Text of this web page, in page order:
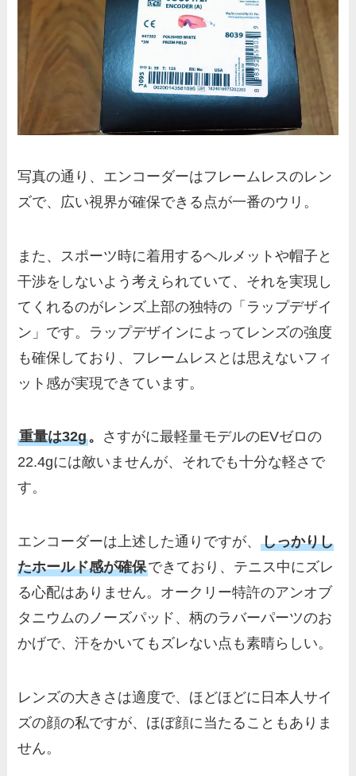
写真の通り、エンコーダーはフレームレスのレン
ズで、広い視界が確保できる点が一番のウリ。
また、スポーツ時に着用するヘルメットや帽子と
干渉をしないよう考えられていて、それを実現し
てくれるのがレンズ上部の独特の「ラップデザイ
ン」です。ラップデザインによってレンズの強度
も確保しており、フレームレスとは思えないフィ
ット感が実現できています。
重量は32g。 さすがに最軽量モデルのEVゼロの
22.4gには敵いませんが、それでも十分な軽さで
す。
エンコーダーは上述した通りですが、しっかりし
たホールド感が確保できており、テニス中にズレ
る心配はありません。オークリー特許のアンオブ
タニウムのノーズパッド、柄のラバーパーツのお
かげで、汗をかいてもズレない点も素晴らしい。
レンズの大きさは適度で、ほどほどに日本人サイ
ズの顔の私ですが、ほぼ顔に当たることもありま
せん。